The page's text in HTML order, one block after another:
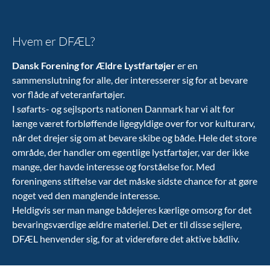
Hvem er DFÆL?
Dansk Forening for Ældre Lystfartøjerer en
sammenslutning for alle, der interesserer sig for at bevare
vor flåde af veteranfartøjer.
I søfarts- og sejlsports nationen Danmark har vi alt for
længe været forbløffende ligegyldige over for vor kulturarv,
når det drejer sig om at bevare skibe og både. Hele det store
område, der handler om egentlige lystfartøjer, var der ikke
mange, der havde interesse og forståelse for. Med
foreningens stiftelse var det måske sidste chance for at gøre
noget ved den manglende interesse.
Heldigvis ser man mange bådejeres kærlige omsorg for det
bevaringsværdige ældre materiel. Det er til disse sejlere,
DFÆL henvender sig, for at videreføre det aktive bådliv.